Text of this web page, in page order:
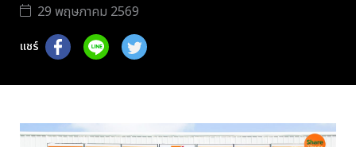
29 พฤษภาคม 2569
แชร์